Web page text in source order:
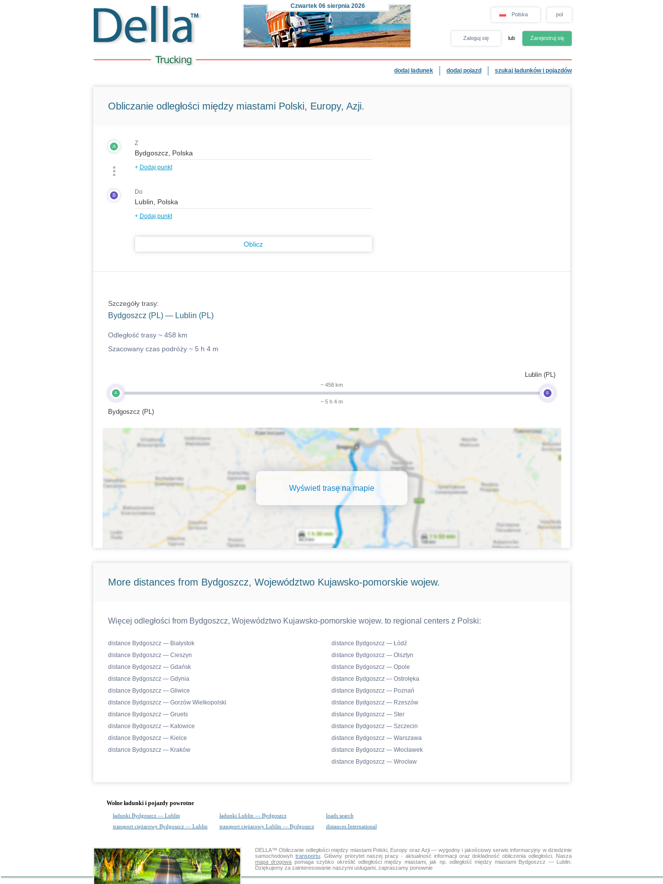
Czwartek06 sierpnia 2026
Polska pol
Zaloguj się lub Zarejestruj się
dodaj ładunek dodaj pojazd szukaj ładunków i pojazdów
Obliczanie odległości między miastami Polski, Europy, Azji.
A Z
+ Dodaj punkt
B Do
+ Dodaj punkt
Oblicz
Szczegóły trasy:
Bydgoszcz (PL) — Lublin (PL)
Odległość trasy ~ 458 km
Szacowany czas podróży ~ 5 h 4 m
A
Bydgoszcz (PL)
~ 458 km
~ 5 h 4 m
B
Lublin (PL)
Wyświetl trasę na mapie
More distances from Bydgoszcz, Województwo Kujawsko-pomorskie wojew.
Więcej odległości from Bydgoszcz, Województwo Kujawsko-pomorskie wojew. to regional centers z Polski:
distance Bydgoszcz — Białystok
distance Bydgoszcz — Cieszyn
distance Bydgoszcz — Gdańsk
distance Bydgoszcz — Gdynia
distance Bydgoszcz — Gliwice
distance Bydgoszcz — Gorzów Wielkopolski
distance Bydgoszcz — Gruets
distance Bydgoszcz — Katowice
distance Bydgoszcz — Kielce
distance Bydgoszcz — Kraków
distance Bydgoszcz — Łódź
distance Bydgoszcz — Olsztyn
distance Bydgoszcz — Opole
distance Bydgoszcz — Ostrołęka
distance Bydgoszcz — Poznań
distance Bydgoszcz — Rzeszów
distance Bydgoszcz — Ster
distance Bydgoszcz — Szczecin
distance Bydgoszcz — Warszawa
distance Bydgoszcz — Włocławek
distance Bydgoszcz — Wrocław
Wolne ładunki i pojazdy powrotne
ładunki Bydgoszcz — Lublin ładunki Lublin — Bydgoszcz
loads search
transport ciężarowy Bydgoszcz — Lublin
transport ciężarowy Lublin — Bydgoszcz distances International
DELLA™Obliczanie odległościmiędzy miastami Polski, Europy oraz Azji — wygodny i jakościowy serwis informacyjny w dziedzinie
samochodowyh transportu. Główny priorytet naszej pracy - aktualność informacji oraz dokładność obliczenia odległości. Nasza
mapa drogowa pomaga szybko określić odległości między miastami, jak np. odległość między miastami Bydgoszcz — Lublin.
Dziękujemy za zainteresowanie naszymi usługami, zapraszamy ponownie